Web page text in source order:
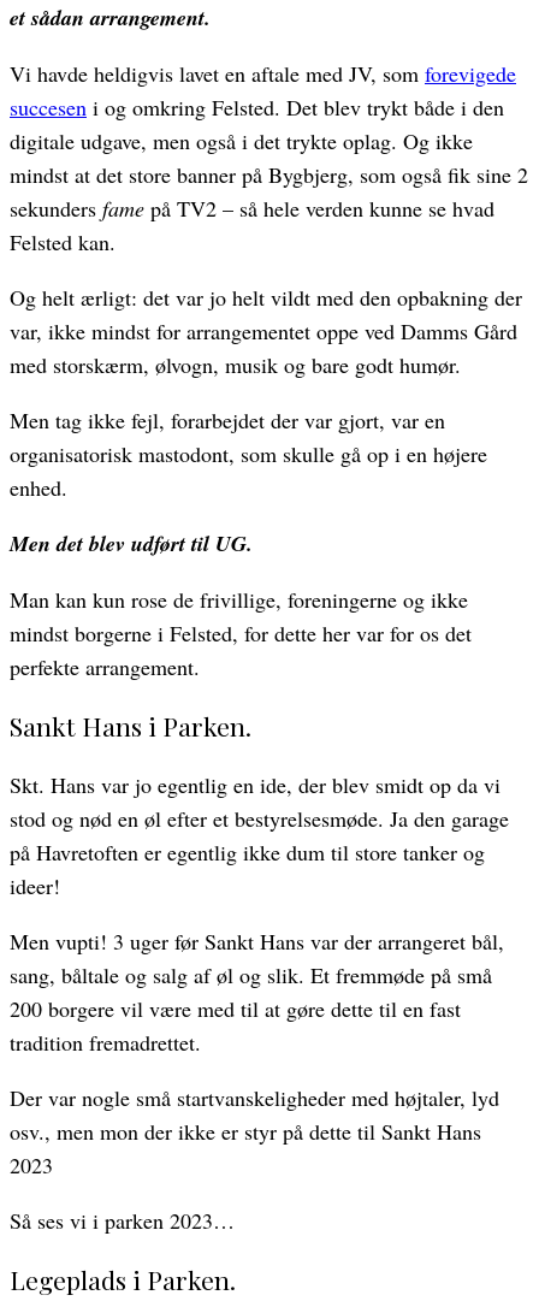
et sådan arrangement.
Vi havde heldigvis lavet en aftale med JV, som forevigede
succesen i og omkring Felsted. Det blev trykt både i den
digitale udgave, men også i det trykte oplag. Og ikke
mindst at det store banner på Bygbjerg, som også fik sine 2
sekunders fame på TV2 – så hele verden kunne se hvad
Felsted kan.
Og helt ærligt: det var jo helt vildt med den opbakning der
var, ikke mindst for arrangementet oppe ved Damms Gård
med storskærm, ølvogn, musik og bare godt humør.
Men tag ikke fejl, forarbejdet der var gjort, var en
organisatorisk mastodont, som skulle gå op i en højere
enhed.
Men det blev udført til UG.
Man kan kun rose de frivillige, foreningerne og ikke
mindst borgerne i Felsted, for dette her var for os det
perfekte arrangement.
Sankt Hans i Parken.
Skt. Hans var jo egentlig en ide, der blev smidt op da vi
stod og nød en øl efter et bestyrelsesmøde. Ja den garage
på Havretoften er egentlig ikke dum til store tanker og
ideer!
Men vupti! 3 uger før Sankt Hans var der arrangeret bål,
sang, båltale og salg af øl og slik. Et fremmøde på små
200 borgere vil være med til at gøre dette til en fast
tradition fremadrettet.
Der var nogle små startvanskeligheder med højtaler, lyd
osv., men mon der ikke er styr på dette til Sankt Hans
2023
Så ses vi i parken 2023…
Legeplads i Parken.